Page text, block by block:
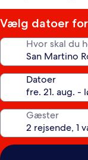
Vælg datoer
Hvor skal du
Datoer
Gæster